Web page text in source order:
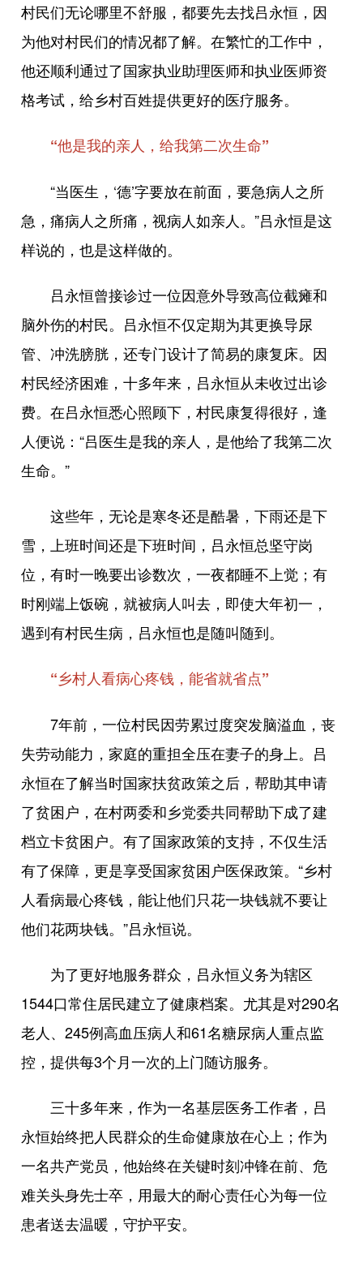
村民们无论哪里不舒服，都要先去找吕永恒，因
为他对村民们的情况都了解。在繁忙的工作中，
他还顺利通过了国家执业助理医师和执业医师资
格考试，给乡村百姓提供更好的医疗服务。
“他是我的亲人，给我第二次生命”
“当医生，‘德’字要放在前面，要急病人之所
急，痛病人之所痛，视病人如亲人。”吕永恒是这
样说的，也是这样做的。
吕永恒曾接诊过一位因意外导致高位截瘫和
脑外伤的村民。吕永恒不仅定期为其更换导尿
管、冲洗膀胱，还专门设计了简易的康复床。因
村民经济困难，十多年来，吕永恒从未收过出诊
费。在吕永恒悉心照顾下，村民康复得很好，逢
人便说：“吕医生是我的亲人，是他给了我第二次
生命。”
这些年，无论是寒冬还是酷暑，下雨还是下
雪，上班时间还是下班时间，吕永恒总坚守岗
位，有时一晚要出诊数次，一夜都睡不上觉；有
时刚端上饭碗，就被病人叫去，即使大年初一，
遇到有村民生病，吕永恒也是随叫随到。
“乡村人看病心疼钱，能省就省点”
7年前，一位村民因劳累过度突发脑溢血，丧
失劳动能力，家庭的重担全压在妻子的身上。吕
永恒在了解当时国家扶贫政策之后，帮助其申请
了贫困户，在村两委和乡党委共同帮助下成了建
档立卡贫困户。有了国家政策的支持，不仅生活
有了保障，更是享受国家贫困户医保政策。“乡村
人看病最心疼钱，能让他们只花一块钱就不要让
他们花两块钱。”吕永恒说。
为了更好地服务群众，吕永恒义务为辖区
1544口常住居民建立了健康档案。尤其是对290名
老人、245例高血压病人和61名糖尿病人重点监
控，提供每3个月一次的上门随访服务。
三十多年来，作为一名基层医务工作者，吕
永恒始终把人民群众的生命健康放在心上；作为
一名共产党员，他始终在关键时刻冲锋在前、危
难关头身先士卒，用最大的耐心责任心为每一位
患者送去温暖，守护平安。